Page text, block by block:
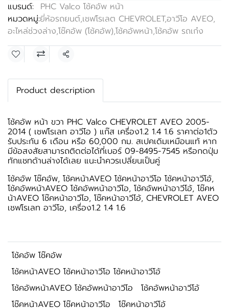
แบรนด์:
PHC Valco โช้คอัพ หน้า
หมวดหมู่:ยี่ห้อรถยนต์,เชฟโรเลต CHEVROLET,อาวีโอ AVEO,
อะไหล่ช่วงล่าง,โช๊คอัพ (โช้คอัพ),โช้คอัพหน้า,โช้คอัพ รถเก๋ง
แชร์
Product description
โช้คอัพ หน้า ขวา PHC Valco CHEVROLET AVEO 2005-
2014 ( เชฟโรเลท อาวีโอ ) แก๊ส เครื่อง1.2 1.4 1.6 ราคาต่อ1ตัว
รับประกัน 6 เดือน หรือ 60,000 กม. สเปคเดิมเหมือนแท้ หาก
มีข้อสงสัยสามารถติดต่อได้ที่เบอร์ 09-8495-7545 หรือกดปุ่ม
ทักแชทด้านล่างได้เลย แนะนำควรเปลี่ยนเป็นคู่
โช้คอัพ โช๊คอัพ, โช้คหน้าAVEO โช้คหน้าอาวีโอ โช้คหน้าอาวีโอ้,
โช้คอัพหน้าAVEO โช้คอัพหน้าอาวีโอ, โช้คอัพหน้าอาวีโอ้, โช๊คห
น้าAVEO โช๊คหน้าอาวีโอ, โช๊คหน้าอาวีโอ้, CHEVROLET AVEO
เชฟโรเลท อาวีโอ, เครื่อง1.2 1.4 1.6
โช้คอัพ โช๊คอัพ
โช้คหน้าAVEO โช้คหน้าอาวีโอ โช้คหน้าอาวีโอ้
โช้คอัพหน้าAVEO โช้คอัพหน้าอาวีโอ
โช้คอัพหน้าอาวีโอ้
โช๊คหน้าAVEO โช๊คหน้าอาวีโอ
โช๊คหน้าอาวีโอ้